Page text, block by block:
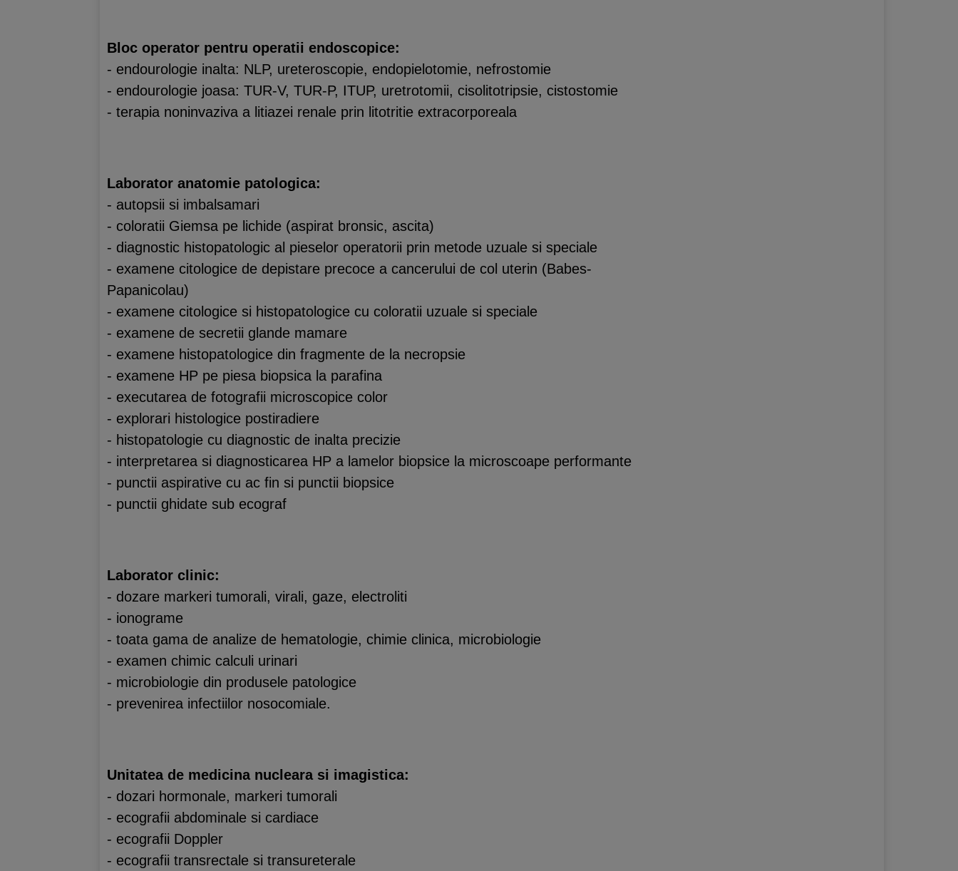
Bloc operator pentru operatii endoscopice:
- endourologie inalta: NLP, ureteroscopie, endopielotomie, nefrostomie
- endourologie joasa: TUR-V, TUR-P, ITUP, uretrotomii, cisolitotripsie, cistostomie
- terapia noninvaziva a litiazei renale prin litotritie extracorporeala
Laborator anatomie patologica:
- autopsii si imbalsamari
- coloratii Giemsa pe lichide (aspirat bronsic, ascita)
- diagnostic histopatologic al pieselor operatorii prin metode uzuale si speciale
- examene citologice de depistare precoce a cancerului de col uterin (Babes-
Papanicolau)
- examene citologice si histopatologice cu coloratii uzuale si speciale
- examene de secretii glande mamare
- examene histopatologice din fragmente de la necropsie
- examene HP pe piesa biopsica la parafina
- executarea de fotografii microscopice color
- explorari histologice postiradiere
- histopatologie cu diagnostic de inalta precizie
- interpretarea si diagnosticarea HP a lamelor biopsice la microscoape performante
- punctii aspirative cu ac fin si punctii biopsice
- punctii ghidate sub ecograf
Laborator clinic:
- dozare markeri tumorali, virali, gaze, electroliti
- ionograme
- toata gama de analize de hematologie, chimie clinica, microbiologie
- examen chimic calculi urinari
- microbiologie din produsele patologice
- prevenirea infectiilor nosocomiale.
Unitatea de medicina nucleara si imagistica:
- dozari hormonale, markeri tumorali
- ecografii abdominale si cardiace
- ecografii Doppler
- ecografii transrectale si transureterale